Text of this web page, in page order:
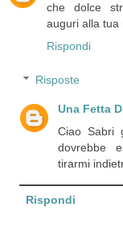
che dolce
auguri alla tua
Rispondi
Risposte
Una Fetta
Ciao Sabri
dovrebbe
tirarmi
Rispondi